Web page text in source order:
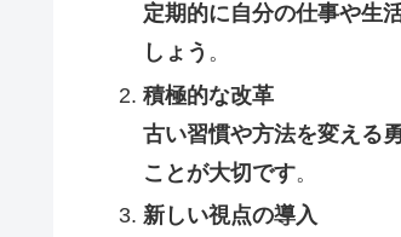
定期的に自分の仕事や生
しょう 。
積極的な改革
古い習慣や方法を変える
ことが大切です。
新しい視点の導入